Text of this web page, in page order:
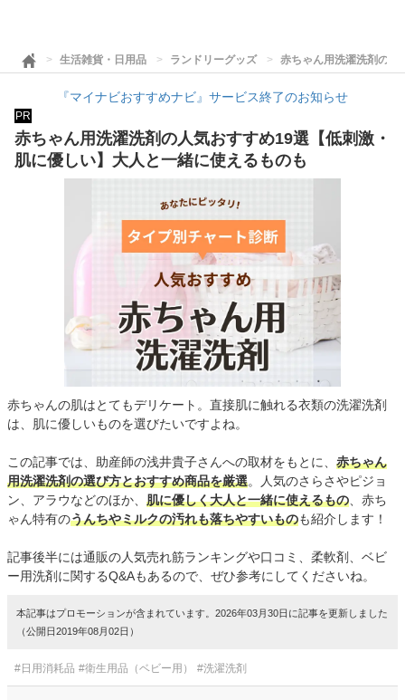
生活雑貨・日用品 ランドリーグッズ 赤ちゃん用洗濯洗剤の人
『マイナビおすすめナビ』サービス終了のお知らせ
PR
赤ちゃん用洗濯洗剤の人気おすすめ19選【低刺激・
肌に優しい】大人と一緒に使えるものも
赤ちゃんの肌はとてもデリケート。直接肌に触れる衣類の洗濯洗剤
は、肌に優しいものを選びたいですよね。
この記事では、助産師の浅井貴子さんへの取材をもとに、 赤ちゃん
用洗濯洗剤の選び方とおすすめ商品を厳選。人気のさらさやピジョ
ン、アラウなどのほか、 肌に優しく大人と一緒に使えるもの 、赤ち
ゃん特有のうんちやミルクの汚れも落ちやすいものも紹介します！
記事後半には通販の人気売れ筋ランキングや口コミ、柔軟剤、ベビ
ー用洗剤に関するQ&Aもあるので、ぜひ参考にしてくださいね。
本記事はプロモーションが含まれています。2026年03月30日に記事を更新しました
（公開日2019年08月02日）
#日用消耗品 #衛生用品（ベビー用） #洗濯洗剤